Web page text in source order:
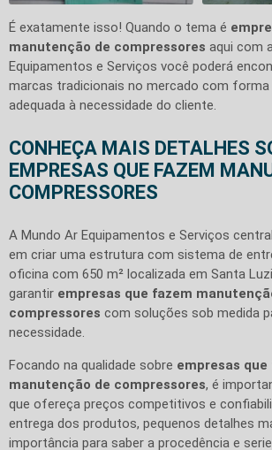
É exatamente isso! Quando o tema é
manutenção de compressores aqui com
Equipamentos e Serviços você poderá
marcas tradicionais no mercado com forma
adequada à necessidade do cliente.
CONHEÇA MAIS DETALHES
EMPRESAS QUE FAZEM
COMPRESSORES
A Mundo Ar Equipamentos e Serviços
em criar uma estrutura com sistema de
oficina com 650 m² localizada em Santa
garantir empresas que fazem
compressores com soluções sob medida
necessidade.
Focando na qualidade sobre empresas que
manutenção de compressores, é
que ofereça preços competitivos e
entrega dos produtos, pequenos detalhes
importância para saber a procedência e